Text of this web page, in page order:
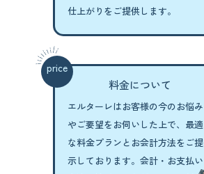
仕上がりをご提供します。
price
料金について
エルターレはお客様の今のお悩み
やご要望をお伺いした上で、最適
な料金プランと お会計方法をご提
示しております。 会計・お支払い